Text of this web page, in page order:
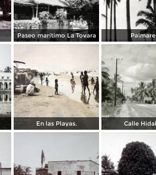
Paseo marítimo La Tovara
En las Playas. Calle